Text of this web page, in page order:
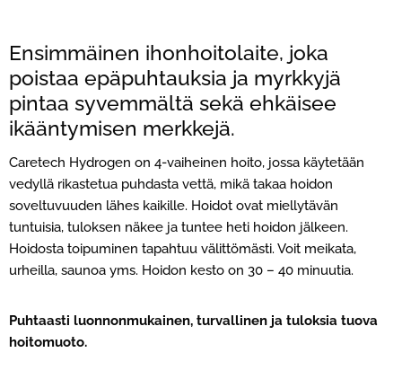
Ensimmäinen ihonhoitolaite, joka
poistaa epäpuhtauksia ja myrkkyjä
pintaa syvemmältä sekä ehkäisee
ikääntymisen merkkejä.
Caretech Hydrogen on 4-vaiheinen hoito, jossa käytetään
vedyllä rikastetua puhdasta vettä, mikä takaa hoidon
soveltuvuuden lähes kaikille. Hoidot ovat miellytävän
tuntuisia, tuloksen näkee ja tuntee heti hoidon jälkeen.
Hoidosta toipuminen tapahtuu välittömästi. Voit meikata,
urheilla, saunoa yms. Hoidon kesto on 30 – 40 minuutia.
Puhtaasti luonnonmukainen, turvallinen ja tuloksia tuova
hoitomuoto.